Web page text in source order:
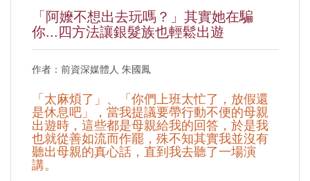
「阿嬤不想出去玩嗎？」其實她在騙
你...四方法讓銀髮族也輕鬆出遊
作者：前資深媒體人 朱國鳳
「太麻煩了」、「你們上班太忙了，放假還
是休息吧」，當我提議要帶行動不便的母親
出遊時，這些都是母親給我的回答，於是我
也就從善如流而作罷，殊不知其實我並沒有
聽出母親的真心話，直到我去聽了一場演
講。